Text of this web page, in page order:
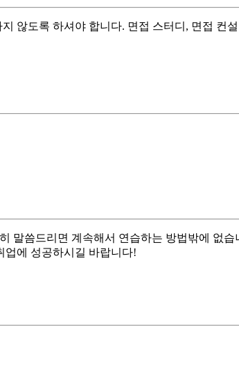
않도록 하셔야 합니다. 면접 스터디, 면접 컨
말씀드리면 계속해서 연습하는 방법밖에 없
업에 성공하시길 바랍니다!